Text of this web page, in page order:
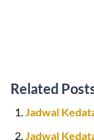
Related
Jadwal
Jadwal